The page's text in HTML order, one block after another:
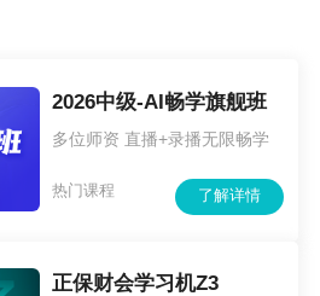
2026中级-AI畅学旗舰班
多位师资 直播+录播无限畅学
了解详情
热门课程
正保财会学习机Z3